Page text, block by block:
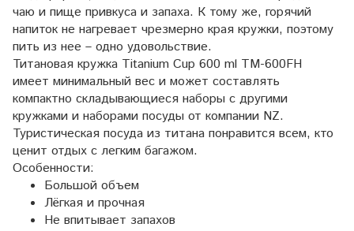
чаю и пище привкуса и запаха. К тому же, горячий
напиток не нагревает чрезмерно края кружки, поэтому
пить из нее – одно удовольствие.
Титановая кружка Titanium Cup 600 ml TM-600FH
имеет минимальный вес и может составлять
компактно складывающиеся наборы с другими
кружками и наборами посуды от компании NZ.
Туристическая посуда из титана понравится всем, кто
ценит отдых с легким багажом.
Особенности:
Большой объем
Лёгкая и прочная
Не впитывает запахов